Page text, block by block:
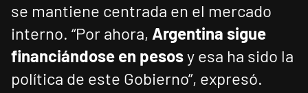
se mantiene centrada en el mercado
interno. “Por ahora, Argentina sigue
financiándose en pesosy esa ha sido la
política de este Gobierno”, expresó.